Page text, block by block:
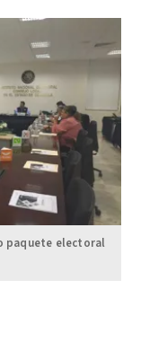
paquete electoral